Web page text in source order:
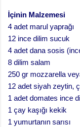
İçinin Malzemesi
4 adet marul yaprağı
12 ince dilim sucuk
4 adet dana sosis
8 dilim salam
250 gr mozzarella
12 adet siyah zeytin,
1 adet domates ince
1 çay kaşığı kekik
1 yumurtanın sarısı